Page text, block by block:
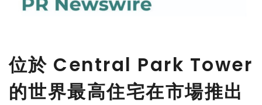
位於 Central Park Tower
的世界最高住宅在市場推出